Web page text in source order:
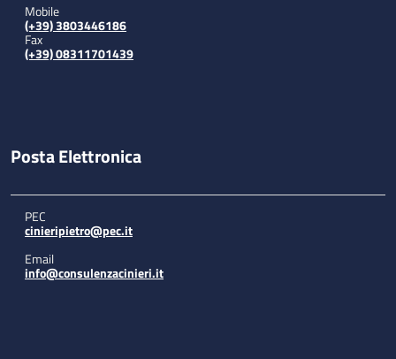
Mobile
(+39) 3803446186
Fax
(+39) 08311701439
Posta Elettronica
PEC
cinieripietro@pec.it
Email
info@consulenzacinieri.it